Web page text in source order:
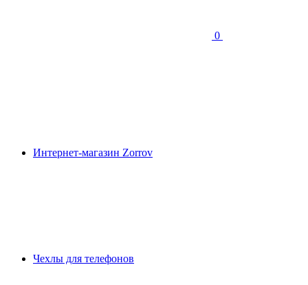
0
Интернет-магазин Zorrov
Чехлы для телефонов